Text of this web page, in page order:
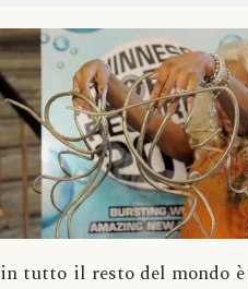
in tutto il resto del mondo è